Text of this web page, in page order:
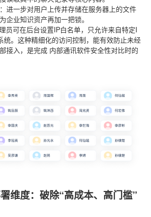
：进一步对用户上传并存储在服务器上的文件
企业知识资产再加一把锁。
员可在后台设置IP白名单，只允许来自特定I
统。这种精细化的访问控制，能有效防止未经
接入，是完成 内部通讯软件安全性对比时的
维度：破除“高成本、高门槛”